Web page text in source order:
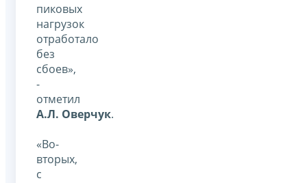
пиковых
нагрузок
отработало
без
сбоев»,
-
отметил
А.Л. Оверчук.
«Во-
вторых,
с